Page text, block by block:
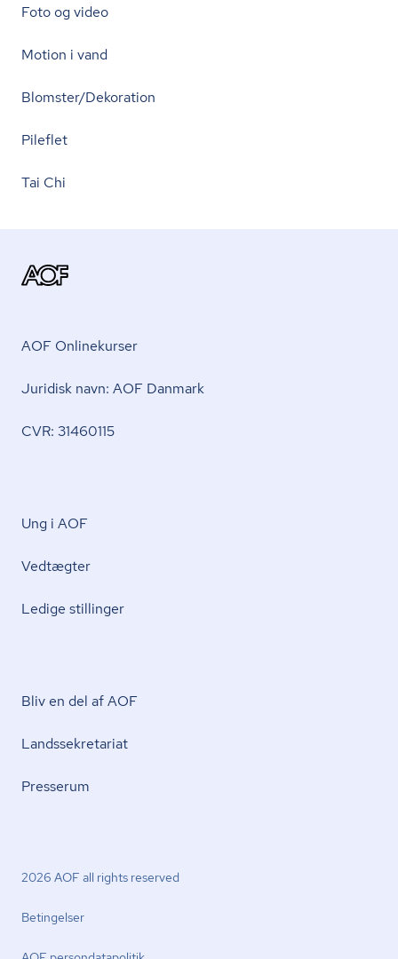
Foto og video
Motion i vand
Blomster/Dekoration
Pileflet
Tai Chi
AOF Onlinekurser
Juridisk navn: AOF Danmark
CVR: 31460115
Ung i AOF
Vedtægter
Ledige stillinger
Bliv en del af AOF
Lands­se­kre­ta­ri­at
Presserum
2026 AOF all rights reserved
Betingelser